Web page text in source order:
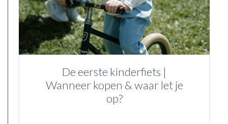
De eerste kinderfiets |
Wanneer kopen & waar let je
op?